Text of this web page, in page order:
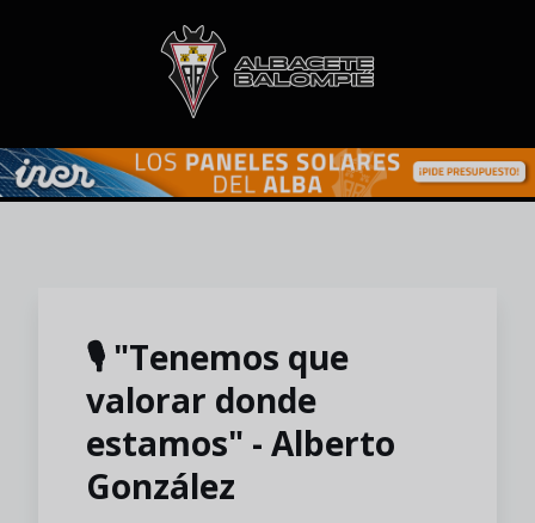
Skip to main content
🎙️ "Tenemos que
valorar donde
estamos" - Alberto
González